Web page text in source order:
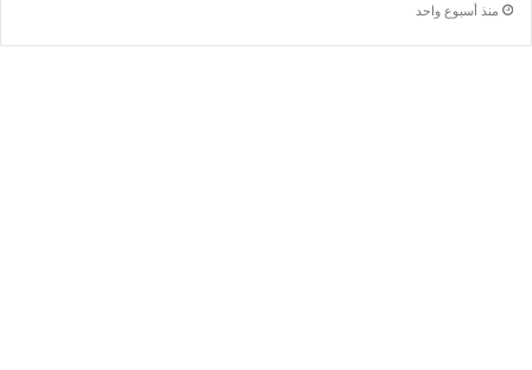
منذ أسبوع واحد